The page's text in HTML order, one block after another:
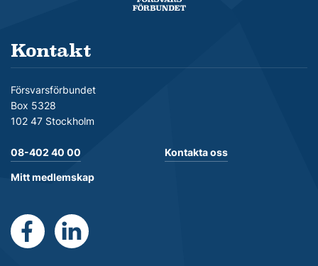
Kontakt
Försvarsförbundet
Box 5328
102 47 Stockholm
08-402 40 00
Mitt medlemskap
Kontakta oss
https://www.facebook.com/Forsvarsforbundet
https://se.linkedin.com/company/